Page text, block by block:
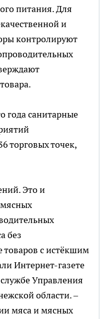
питания. Для
и
контролируют
года санитарные
торговых точек,
Это и
без
товаров с истёкшим
Интернет-газете
Управления
области. –
мяса и мясных